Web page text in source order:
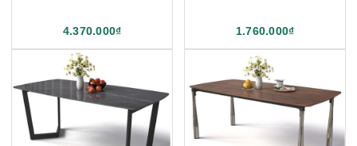
4.370.000₫ 1.760.000₫